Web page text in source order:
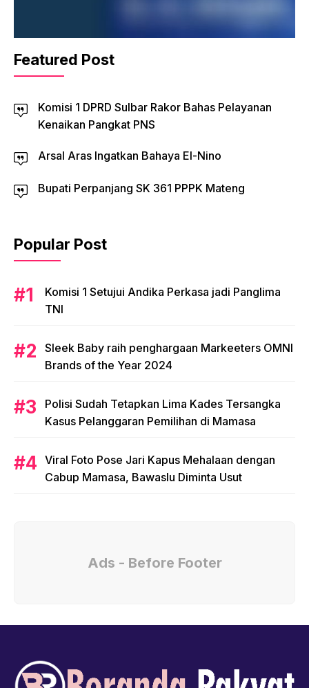
Featured Post
Komisi 1 DPRD Sulbar Rakor Bahas Pelayanan
Kenaikan Pangkat PNS
Arsal Aras Ingatkan Bahaya El-Nino
Bupati Perpanjang SK 361 PPPK Mateng
Popular Post
Komisi 1 Setujui Andika Perkasa jadi Panglima
TNI
Sleek Baby raih penghargaan Markeeters OMNI
Brands of the Year 2024
Polisi Sudah Tetapkan Lima Kades Tersangka
Kasus Pelanggaran Pemilihan di Mamasa
Viral Foto Pose Jari Kapus Mehalaan dengan
Cabup Mamasa, Bawaslu Diminta Usut
Ads - Before Footer